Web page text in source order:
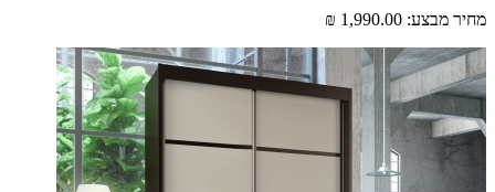
מבצע: 1,990.00 ₪